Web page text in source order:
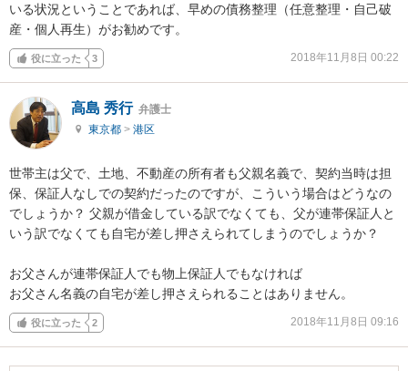
いる状況ということであれば、早めの債務整理（任意整理・自己破
産・個人再生）がお勧めです。
役に立った 3 2018年11月8日 00:22
高島 秀行 弁護士
東京都 > 港区
世帯主は父で、土地、不動産の所有者も父親名義で、契約当時は担
保、保証人なしでの契約だったのですが、こういう場合はどうなの
でしょうか？ 父親が借金している訳でなくても、父が連帯保証人と
いう訳でなくても自宅が差し押さえられてしまうのでしょうか？
お父さんが連帯保証人でも物上保証人でもなければ
お父さん名義の自宅が差し押さえられることはありません。
役に立った 2 2018年11月8日 09:16